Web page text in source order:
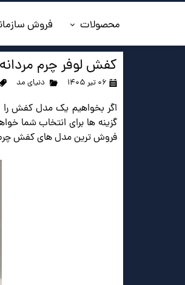
محصولات
◼️جدیدترین ها
◼️کفش مردانه
◼️ کیف مردانه
فروش
کفش لوفر چرم
۰۶ تیر ۱۴۰۵ دنیای مد
اگر بخواهیم یک مدل کفش را
گزینه ها برای انتخاب شما
فروش ترین مدل های کفش چرم